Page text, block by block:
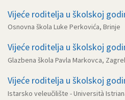
Vijeće roditelja u školskoj
Osnovna škola Luke Perkovića, Brinje
Vijeće roditelja u školskoj
Glazbena škola Pavla Markovca,
Vijeće roditelja u školskoj
Istarsko veleučilište - Università